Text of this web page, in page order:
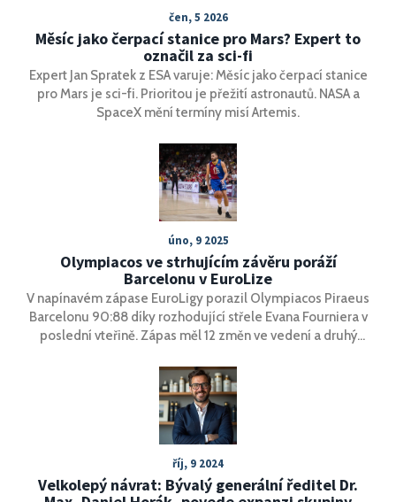
čen, 5 2026
Měsíc jako čerpací stanice pro Mars? Expert to
označil za sci-fi
Expert Jan Spratek z ESA varuje: Měsíc jako čerpací stanice
pro Mars je sci-fi. Prioritou je přežití astronautů. NASA a
SpaceX mění termíny misí Artemis.
úno, 9 2025
Olympiacos ve strhujícím závěru poráží
Barcelonu v EuroLize
V napínavém zápase EuroLigy porazil Olympiacos Piraeus
Barcelonu 90:88 díky rozhodující střele Evana Fourniera v
poslední vteřině. Zápas měl 12 změn ve vedení a druhý
Vezenkova a Kevina Puntera. Olympiacos si udržel první
místo v tabulce a zlepšil rekord na 19-7, zatímco Barcelona
klesla na 14-12.
říj, 9 2024
Velkolepý návrat: Bývalý generální ředitel Dr.